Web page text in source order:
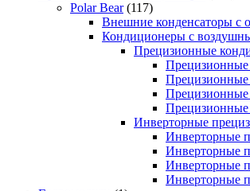
Polar Bear (117)
Внешние конденсаторы с
Кондиционеры с
Прецизионные
Инверторные
Инверторные
Инверторные
Инверторные
Инверторные